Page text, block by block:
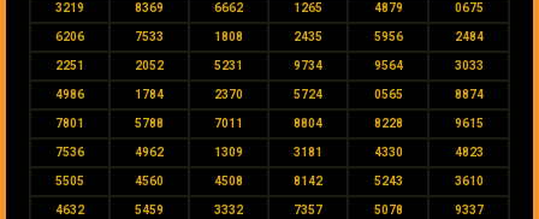
3219 8369 6662 1265 4879 0675
6206 7533 1808 2435 5956 2484
2251 2052 5231 9734 9564 3033
4986 1784 2370 5724 0565 8874
7801 5788 7011 8804 8228 9615
7536 4962 1309 3181 4330 4823
5505 4560 4508 8142 5243 3610
4632 5459 3332 7357 5078 9337